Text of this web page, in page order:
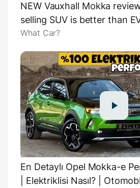
NEW Vauxhall Mokka
selling SUV is better than
What Car?
En Detaylı Opel Mokka-e
| Elektriklisi Nasıl? |